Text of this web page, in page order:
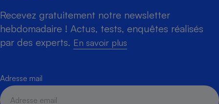
Recevez gratuitement notre newsletter
hebdomadaire ! Actus, tests, enquêtes réalisés
par des experts. En savoir plus
Adresse mail